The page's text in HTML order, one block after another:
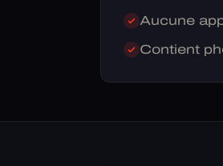
Aucune
Contient